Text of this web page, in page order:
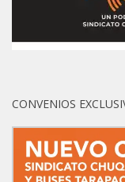
CONVENIOS